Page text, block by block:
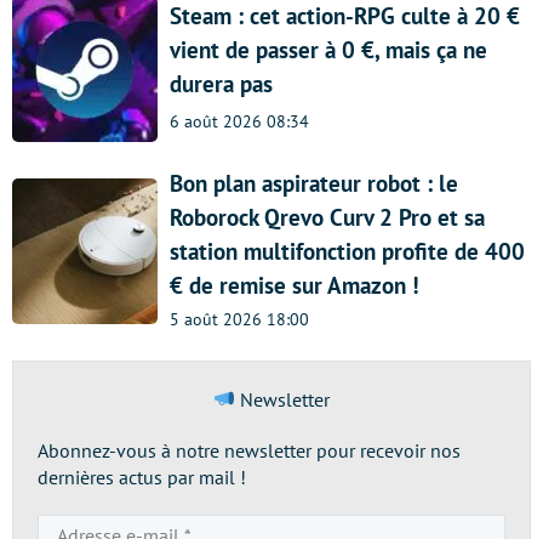
Steam : cet action-RPG culte à 20 €
vient de passer à 0 €, mais ça ne
durera pas
6 août 2026 08:34
Bon plan aspirateur robot : le
Roborock Qrevo Curv 2 Pro et sa
station multifonction profite de 400
€ de remise sur Amazon !
5 août 2026 18:00
Newsletter
Abonnez-vous à notre newsletter pour recevoir nos
dernières actus par mail !